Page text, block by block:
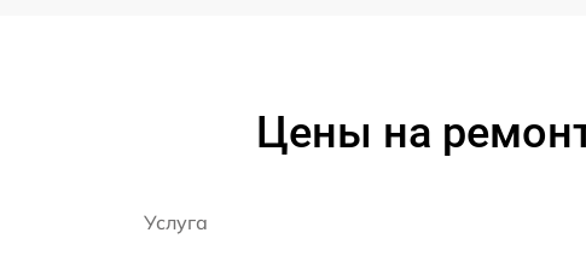
Цены на
Услуга